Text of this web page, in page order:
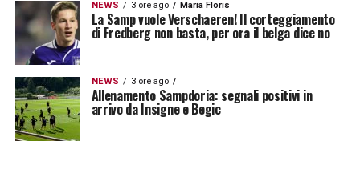
commissioni».
LA PLAYLIST DELLE NOSTRE TOP NEWS
NEWS 3 ore ago Maria Floris
La Samp vuole Verschaeren! Il corteggiamento
di Fredberg non basta, per ora il belga dice no
NEWS 3 ore ago
Allenamento Sampdoria: segnali positivi in
arrivo da Insigne e Begic